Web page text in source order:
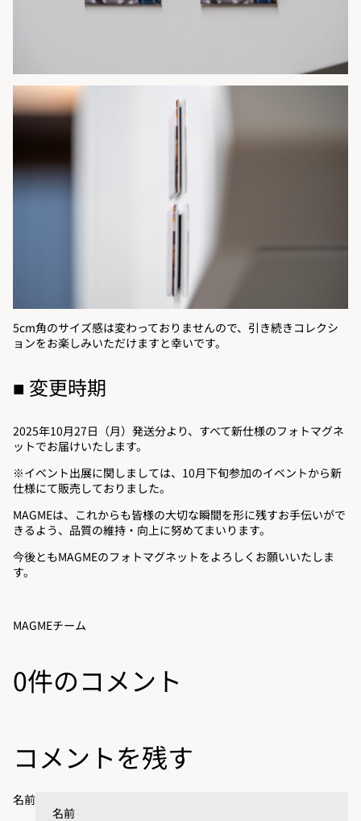
5cm角のサイズ感は変わっておりませんので、引き続きコレクシ
ョンをお楽しみいただけますと幸いです。
■ 変更時期
2025年10月27日（月）発送分より、すべて新仕様のフォトマグネ
ットでお届けいたします。
※イベント出展に関しましては、10月下旬参加のイベントから新
仕様にて販売しておりました。
MAGMEは、これからも皆様の大切な瞬間を形に残すお手伝いがで
きるよう、品質の維持・向上に努めてまいります。
今後ともMAGMEのフォトマグネットをよろしくお願いいたしま
す。
MAGMEチーム
0件のコメント
コメントを残す
名前